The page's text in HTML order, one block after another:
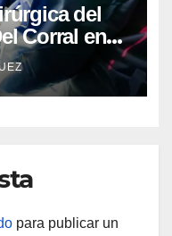
del
Corral en
para publicar un